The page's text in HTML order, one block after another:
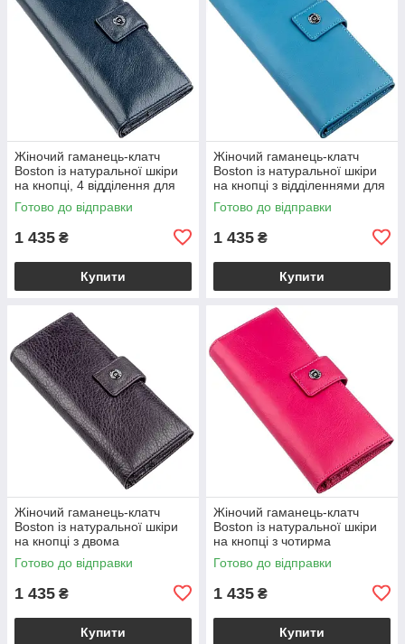
Жіночий гаманець-клатч
Boston із натуральної шкіри
на кнопці, 4 відділення для
купюр і 14 для карток, сіро-
блакитний VL18844
Готово до відправки
1 435 ₴
Купити
Жіночий гаманець-клатч
Boston із натуральної шкіри
на кнопці з відділеннями для
документів, блакитний
VL18845
Готово до відправки
1 435 ₴
Купити
Жіночий гаманець-клатч
Boston із натуральної шкіри
на кнопці з двома
відділеннями на блискавці,
фіолетово-сірий VL18846
Готово до відправки
1 435 ₴
Купити
Жіночий гаманець-клатч
Boston із натуральної шкіри
на кнопці з чотирма
відділеннями для купюр,
рожевий VL18847
Готово до відправки
1 435 ₴
Купити